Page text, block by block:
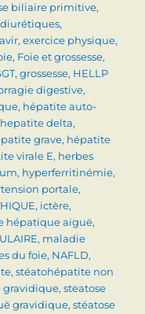
biliaire primitive,
diurétiques,
,exercice physique,
, Foie et grossesse,
,grossesse, HELLP
digestive,
, hépatite auto-
hepatite delta,
grave, hépatite
virale E, herbes
, hyperferritinémie,
portale,
, ictère,
hépatique aiguë,
, maladie
du foie, NAFLD,
,stéatohépatite non
gravidique,steatose
gravidique,stéatose